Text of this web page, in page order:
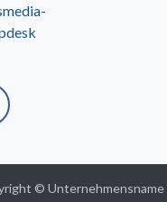
© Unternehmensname